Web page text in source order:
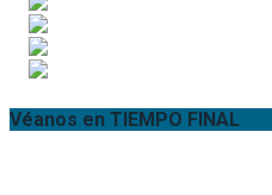
Véanos en TIEMPO FINAL